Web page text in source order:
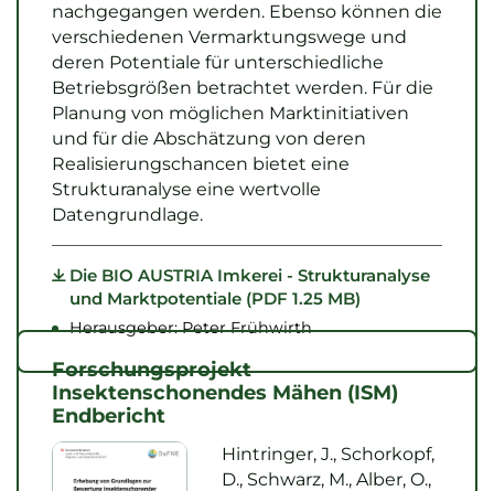
nachgegangen werden. Ebenso können die
verschiedenen Vermarktungswege und
deren Potentiale für unterschiedliche
Betriebsgrößen betrachtet werden. Für die
Planung von möglichen Marktinitiativen
und für die Abschätzung von deren
Realisierungschancen bietet eine
Strukturanalyse eine wertvolle
Datengrundlage.
Die BIO AUSTRIA Imkerei - Strukturanalyse
und Marktpotentiale (PDF 1.25 MB)
Herausgeber: Peter Frühwirth
Forschungsprojekt
Insektenschonendes Mähen (ISM)
Endbericht
Hintringer, J., Schorkopf,
D., Schwarz, M., Alber, O.,